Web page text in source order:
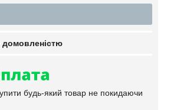
домовленістю
будь-який товар не покидаючи